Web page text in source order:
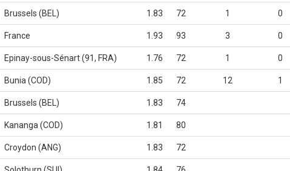
Brussels (BEL) 1.83 72 1 0
France 1.93 93 3 0
Epinay-sous-Sénart (91, FRA) 1.76 72 1 0
Bunia (COD) 1.85 72 12 1
Brussels (BEL) 1.83 74
Kananga (COD) 1.81 80
Croydon (ANG) 1.83 72